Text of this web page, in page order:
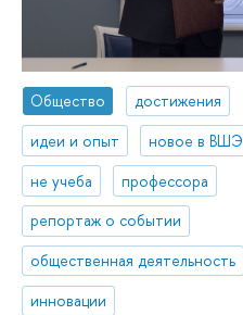
Общество
достижения
идеи и опыт
новое в ВШЭ
не учеба
профессора
репортаж о событии
общественная деятельность
инновации